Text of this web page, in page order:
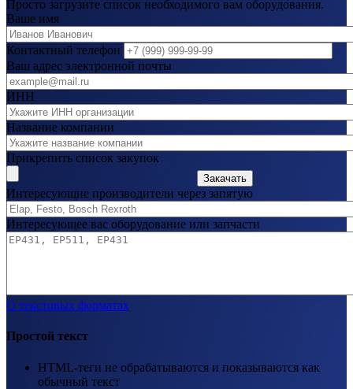
Просто загрузите список необходимого вам оборудования.
Ваше имя
Контактный телефон
Ваш адрес электронной почты
ИНН
Название компании
Прикрепить список закупок
Закачать
Интересующие производители через запятую
Интересующее вас оборудование или запчасти
О текстовых форматах
Простой текст
HTML-теги не обрабатываются и показываются как
обычный текст